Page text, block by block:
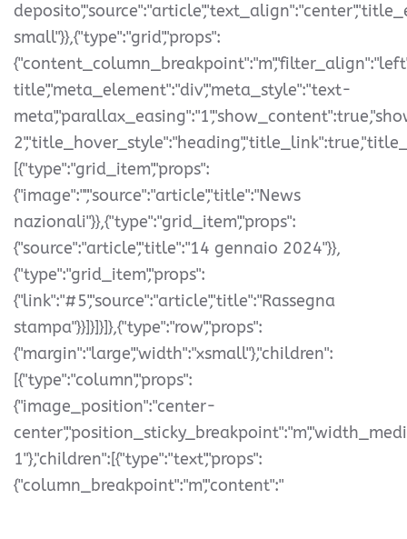
small"}},{"type":"grid","props":
title","meta_element":"div","meta_style":"text-
[{"type":"grid_item","props":
{"image":"","source":"article","title":"News
nazionali"}},{"type":"grid_item","props":
{"source":"article","title":"14 gennaio 2024"}},
{"type":"grid_item","props":
{"link":"#5","source":"article","title":"Rassegna
stampa"}}]}]}]},{"type":"row","props":
{"margin":"large","width":"xsmall"},"children":
[{"type":"column","props":
{"image_position":"center-
1"},"children":[{"type":"text","props":
{"column_breakpoint":"m","content":"